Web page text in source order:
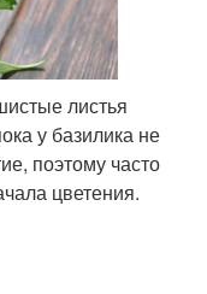
листья
у базилика не
поэтому часто
цветения.